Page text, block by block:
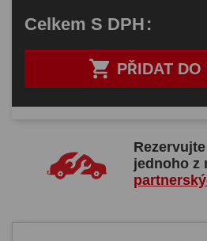
 PŘIDAT DO
Celkem S DPH:
jednoho z